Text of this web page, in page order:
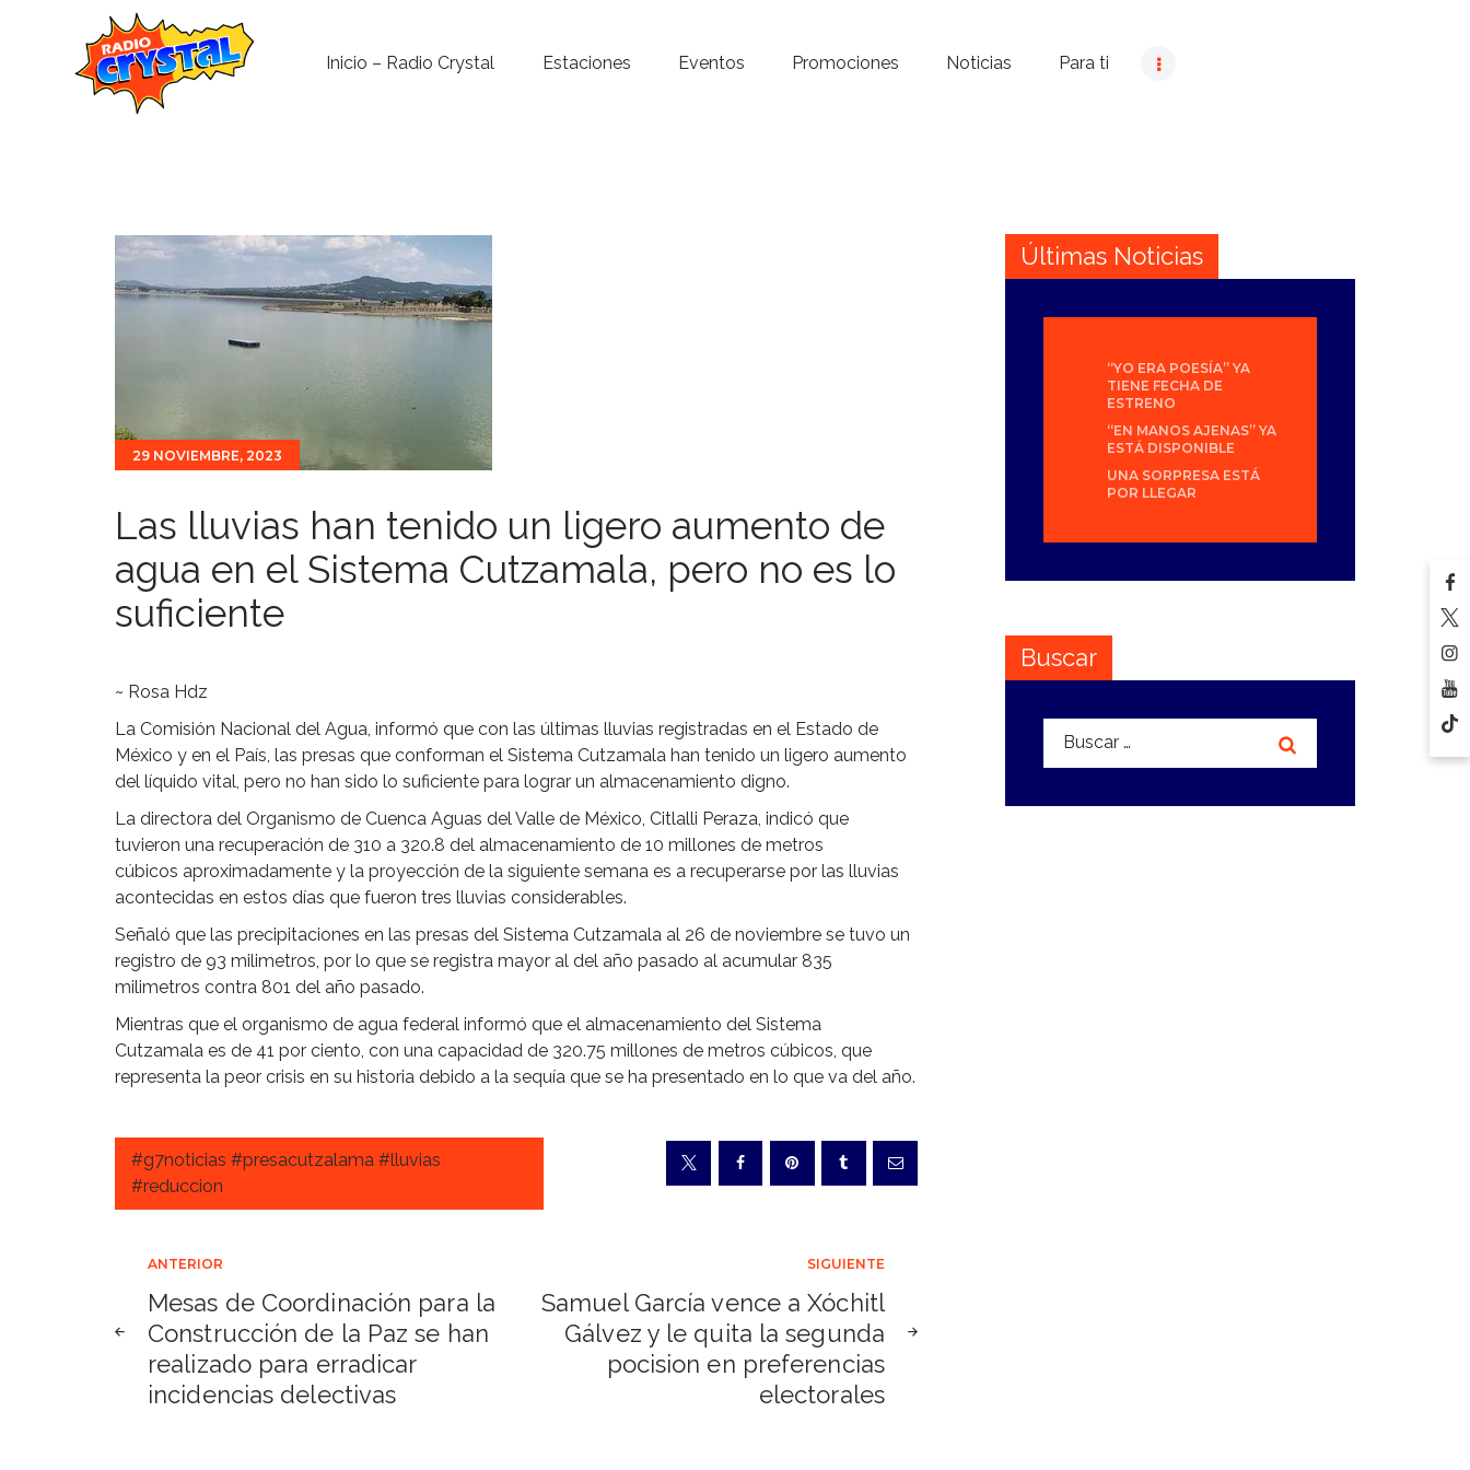
Inicio – Radio Crystal Estaciones Eventos Promociones Noticias Para ti
Noticias
Para ti
29 NOVIEMBRE, 2023
Las lluvias han tenido un ligero aumento de
agua en el Sistema Cutzamala, pero no es lo
suficiente
~ Rosa Hdz
La Comisión Nacional del Agua, informó que con las últimas lluvias registradas en el Estado de
México y en el País, las presas que conforman el Sistema Cutzamala han tenido un ligero aumento
del líquido vital, pero no han sido lo suficiente para lograr un almacenamiento digno.
La directora del Organismo de Cuenca Aguas del Valle de México, Citlalli Peraza, indicó que
tuvieron una recuperación de 310 a 320.8 del almacenamiento de 10 millones de metros
cúbicos aproximadamente y la proyección de la siguiente semana es a recuperarse por las lluvias
acontecidas en estos días que fueron tres lluvias considerables.
Señaló que las precipitaciones en las presas del Sistema Cutzamala al 26 de noviembre se tuvo un
registro de 93 milimetros, por lo que se registra mayor al del año pasado al acumular 835
milimetros contra 801 del año pasado.
Mientras que el organismo de agua federal informó que el almacenamiento del Sistema
Cutzamala es de 41 por ciento, con una capacidad de 320.75 millones de metros cúbicos, que
representa la peor crisis en su historia debido a la sequía que se ha presentado en lo que va del año.
#g7noticias #presacutzalama #lluvias
#reduccion
Navegación
de
entradas
ANTERIOR
Mesas de Coordinación para la
Construcción de la Paz se han
realizado para erradicar
incidencias delectivas
SIGUIENTE
Samuel García vence a Xóchitl
Gálvez y le quita la segunda
pocision en preferencias
electorales
Últimas Noticias
“YO ERA POESÍA” YA
TIENE FECHA DE
ESTRENO
“EN MANOS AJENAS” YA
ESTÁ DISPONIBLE
UNA SORPRESA ESTÁ
POR LLEGAR
Buscar
Buscar: